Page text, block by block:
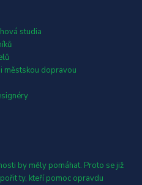
studia
městskou dopravou
by měly pomáhat. Proto se již
ty, kteří pomoc opravdu